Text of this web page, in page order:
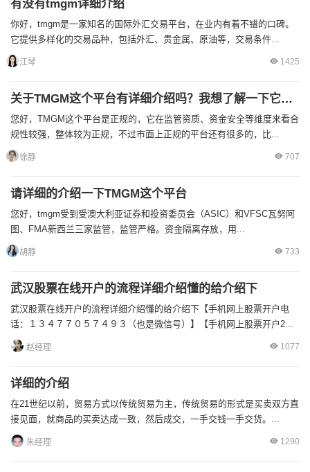
有没有tmgm详细介绍
你好，tmgm是一家知名的国际外汇交易平台，在业内有着不错的口碑。
它提供多样化的交易品种，包括外汇、贵金属、原油等，交易条件...
江琴 1425
关于TMGM这个平台有详细介绍吗？我想了解一下它是否正规
您好，TMGM这个平台是正规的，它在监管资质、资金安全等维度来看合
规性较强，整体较为正规，不过市面上正规的平台还有很多的，比...
徐静 707
请详细的介绍一下TMGM这个平台
您好，tmgm受到受澳大利亚证券和投资委员会（ASIC）和VFSC瓦努阿
图、FMA新西兰三家监管，监管严格。资金隔离存放，用...
胡静 733
武汉股票在线开户的流程详细介绍懂的给介绍下
武汉股票在线开户的流程详细介绍懂的给介绍下【手机网上股票开户电
话：１３４７７０５７４９３（也是微信号）】【手机网上股票开户2...
赵经理 1077
详细的介绍
在21世纪以前，贸易方式以传统贸易为主，传统贸易的形式是买卖双方直
接见面，就商品的买卖达成一致，然后成交，一手交钱一手交货。...
朱经理 1290